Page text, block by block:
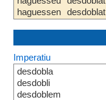
haguessen desdoblat
Imperatiu
desdobla
desdobli
desdoblem